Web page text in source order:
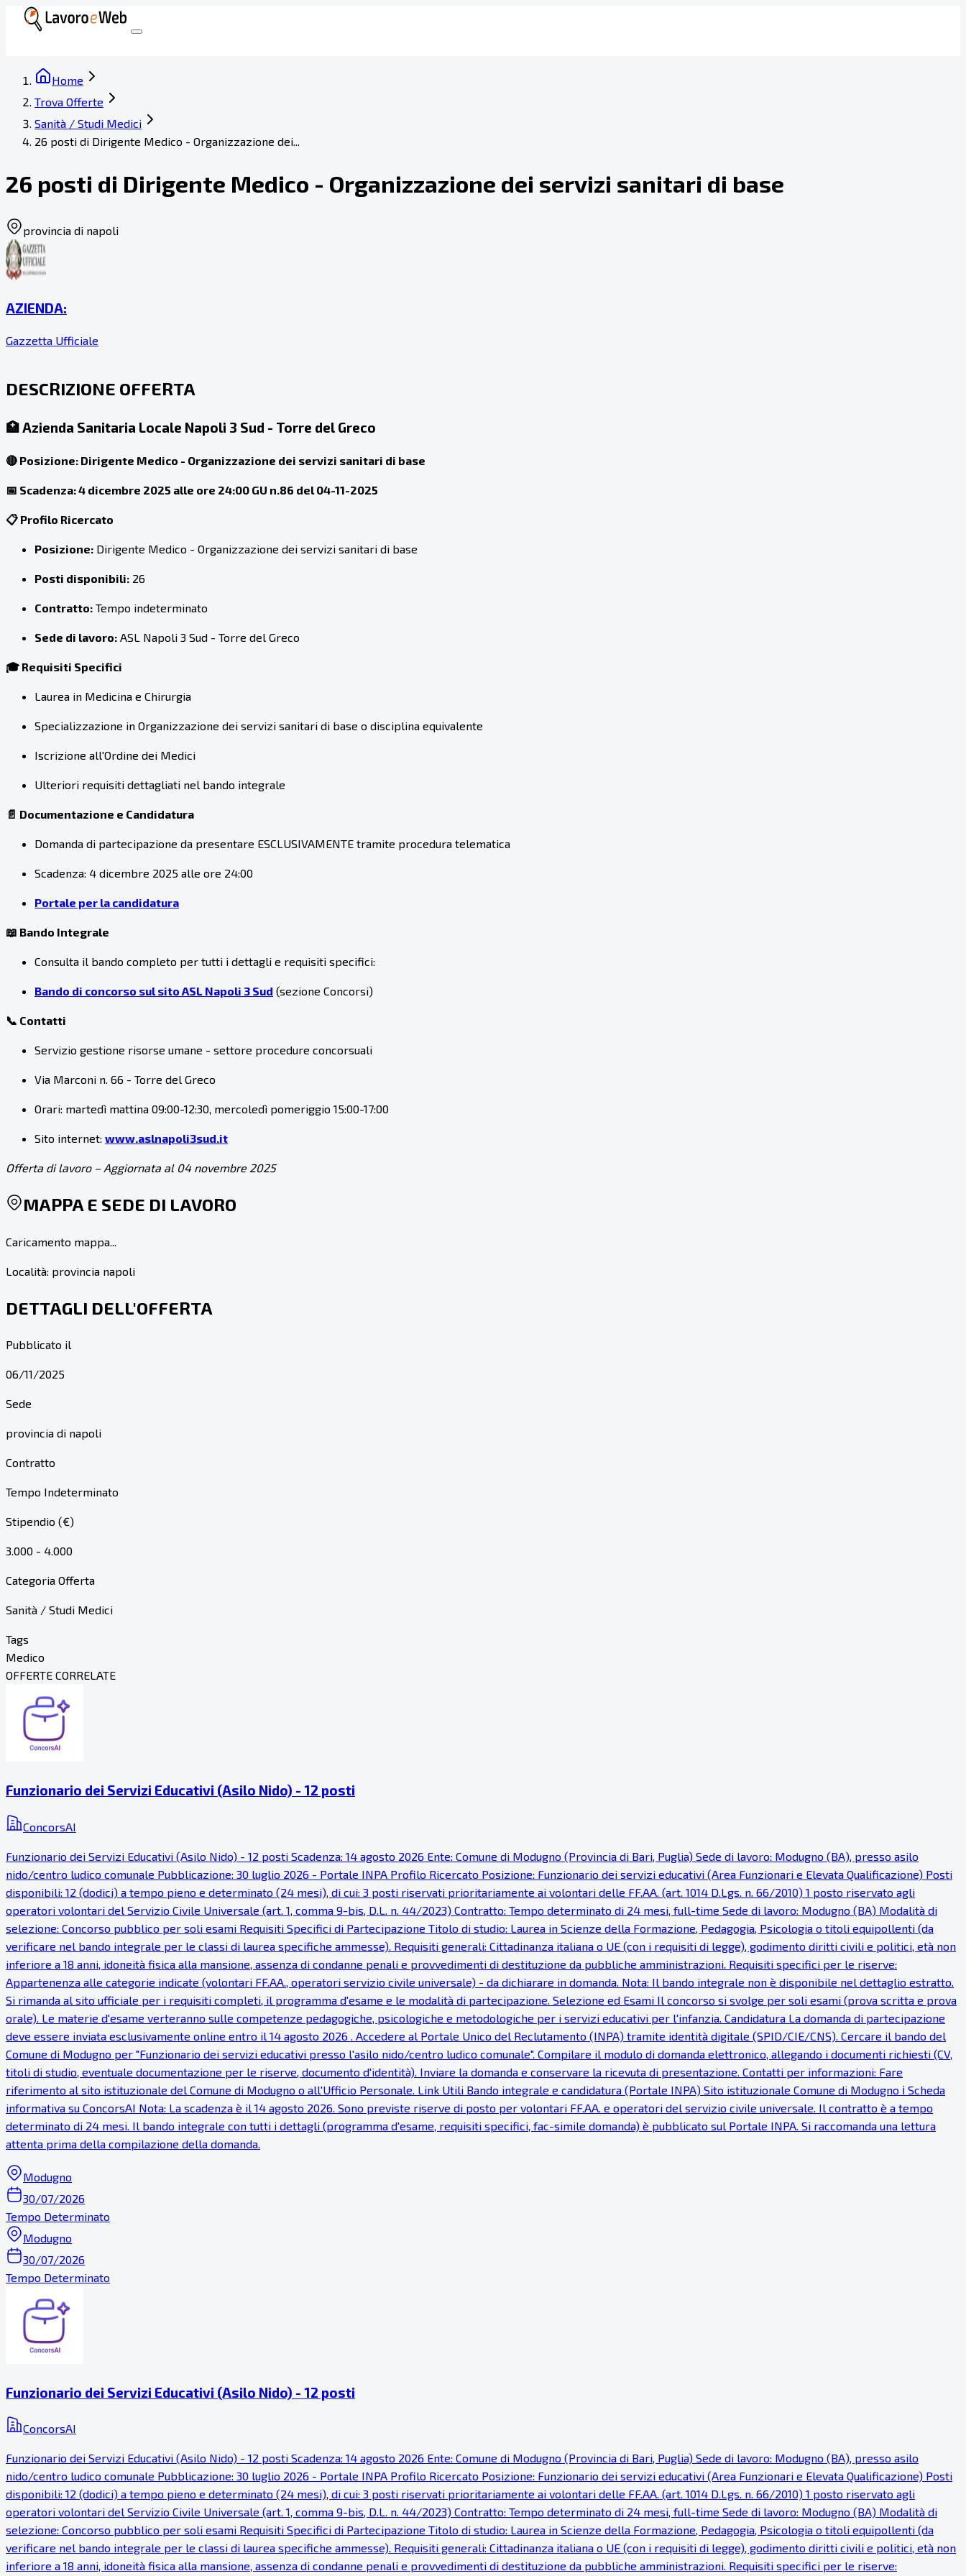
Home
Trova Offerte
Sanità / Studi Medici
26 posti di Dirigente Medico - Organizzazione dei...
26 posti di Dirigente Medico - Organizzazione dei servizi sanitari di base
provincia di napoli
AZIENDA:
Gazzetta Ufficiale
DESCRIZIONE OFFERTA
🏥Azienda Sanitaria Locale Napoli 3 Sud - Torre del Greco
🔴 Posizione: Dirigente Medico - Organizzazione dei servizi sanitari di base
📅 Scadenza: 4 dicembre 2025 alle ore 24:00 GU n.86 del 04-11-2025
📋 Profilo Ricercato
Posizione: Dirigente Medico - Organizzazione dei servizi sanitari di base
Posti disponibili: 26
Contratto: Tempo indeterminato
Sede di lavoro: ASL Napoli 3 Sud - Torre del Greco
🎓 Requisiti Specifici
Laurea in Medicina e Chirurgia
Specializzazione in Organizzazione dei servizi sanitari di base o disciplina equivalente
Iscrizione all'Ordine dei Medici
Ulteriori requisiti dettagliati nel bando integrale
📄 Documentazione e Candidatura
Domanda di partecipazione da presentare ESCLUSIVAMENTE tramite procedura telematica
Scadenza: 4 dicembre 2025 alle ore 24:00
Portale per la candidatura
📖 Bando Integrale
Consulta il bando completo per tutti i dettagli e requisiti specifici:
Bando di concorso sul sito ASL Napoli 3 Sud (sezione Concorsi)
📞 Contatti
Servizio gestione risorse umane - settore procedure concorsuali
Via Marconi n. 66 - Torre del Greco
Orari: martedì mattina 09:00-12:30, mercoledì pomeriggio 15:00-17:00
Sito internet: www.aslnapoli3sud.it
Offerta di lavoro – Aggiornata al 04 novembre 2025
MAPPA E SEDE DI LAVORO
Caricamento mappa...
Località: provincia napoli
DETTAGLI DELL'OFFERTA
Pubblicato il
06/11/2025
Sede
provincia di napoli
Contratto
Tempo Indeterminato
Stipendio (€)
3.000 - 4.000
Categoria Offerta
Sanità / Studi Medici
Tags
Medico
OFFERTE CORRELATE
Funzionario dei Servizi Educativi (Asilo Nido) - 12 posti
ConcorsAI
Funzionario dei Servizi Educativi (Asilo Nido) - 12 posti Scadenza: 14 agosto 2026 Ente: Comune di Modugno (Provincia di Bari, Puglia) Sede di lavoro: Modugno (BA), presso asilo
nido/centro ludico comunale Pubblicazione: 30 luglio 2026 - Portale INPA Profilo Ricercato Posizione: Funzionario dei servizi educativi (Area Funzionari e Elevata Qualificazione) Posti
disponibili: 12 (dodici) a tempo pieno e determinato (24 mesi), di cui: 3 posti riservati prioritariamente ai volontari delle FF.AA. (art. 1014 D.Lgs. n. 66/2010) 1 posto riservato agli
operatori volontari del Servizio Civile Universale (art. 1, comma 9-bis, D.L. n. 44/2023) Contratto: Tempo determinato di 24 mesi, full-time Sede di lavoro: Modugno (BA) Modalità di
selezione: Concorso pubblico per soli esami Requisiti Specifici di Partecipazione Titolo di studio: Laurea in Scienze della Formazione, Pedagogia, Psicologia o titoli equipollenti (da
verificare nel bando integrale per le classi di laurea specifiche ammesse). Requisiti generali: Cittadinanza italiana o UE (con i requisiti di legge), godimento diritti civili e politici, età non
inferiore a 18 anni, idoneità fisica alla mansione, assenza di condanne penali e provvedimenti di destituzione da pubbliche amministrazioni. Requisiti specifici per le riserve:
Appartenenza alle categorie indicate (volontari FF.AA., operatori servizio civile universale) - da dichiarare in domanda. Nota: Il bando integrale non è disponibile nel dettaglio estratto.
Si rimanda al sito ufficiale per i requisiti completi, il programma d'esame e le modalità di partecipazione. Selezione ed Esami Il concorso si svolge per soli esami (prova scritta e prova
orale). Le materie d'esame verteranno sulle competenze pedagogiche, psicologiche e metodologiche per i servizi educativi per l'infanzia. Candidatura La domanda di partecipazione
deve essere inviata esclusivamente online entro il 14 agosto 2026 . Accedere al Portale Unico del Reclutamento (INPA) tramite identità digitale (SPID/CIE/CNS). Cercare il bando del
Comune di Modugno per "Funzionario dei servizi educativi presso l'asilo nido/centro ludico comunale". Compilare il modulo di domanda elettronico, allegando i documenti richiesti (CV,
titoli di studio, eventuale documentazione per le riserve, documento d'identità). Inviare la domanda e conservare la ricevuta di presentazione. Contatti per informazioni: Fare
riferimento al sito istituzionale del Comune di Modugno o all'Ufficio Personale. Link Utili Bando integrale e candidatura (Portale INPA) Sito istituzionale Comune di Modugno ℹ Scheda
informativa su ConcorsAI Nota: La scadenza è il 14 agosto 2026. Sono previste riserve di posto per volontari FF.AA. e operatori del servizio civile universale. Il contratto è a tempo
determinato di 24 mesi. Il bando integrale con tutti i dettagli (programma d'esame, requisiti specifici, fac-simile domanda) è pubblicato sul Portale INPA. Si raccomanda una lettura
attenta prima della compilazione della domanda.
Modugno
30/07/2026
Tempo Determinato
Modugno
30/07/2026
Tempo Determinato
Funzionario dei Servizi Educativi (Asilo Nido) - 12 posti
ConcorsAI
Funzionario dei Servizi Educativi (Asilo Nido) - 12 posti Scadenza: 14 agosto 2026 Ente: Comune di Modugno (Provincia di Bari, Puglia) Sede di lavoro: Modugno (BA), presso asilo
nido/centro ludico comunale Pubblicazione: 30 luglio 2026 - Portale INPA Profilo Ricercato Posizione: Funzionario dei servizi educativi (Area Funzionari e Elevata Qualificazione) Posti
disponibili: 12 (dodici) a tempo pieno e determinato (24 mesi), di cui: 3 posti riservati prioritariamente ai volontari delle FF.AA. (art. 1014 D.Lgs. n. 66/2010) 1 posto riservato agli
operatori volontari del Servizio Civile Universale (art. 1, comma 9-bis, D.L. n. 44/2023) Contratto: Tempo determinato di 24 mesi, full-time Sede di lavoro: Modugno (BA) Modalità di
selezione: Concorso pubblico per soli esami Requisiti Specifici di Partecipazione Titolo di studio: Laurea in Scienze della Formazione, Pedagogia, Psicologia o titoli equipollenti (da
verificare nel bando integrale per le classi di laurea specifiche ammesse). Requisiti generali: Cittadinanza italiana o UE (con i requisiti di legge), godimento diritti civili e politici, età non
inferiore a 18 anni, idoneità fisica alla mansione, assenza di condanne penali e provvedimenti di destituzione da pubbliche amministrazioni. Requisiti specifici per le riserve: